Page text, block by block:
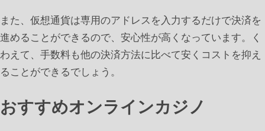
また、仮想通貨は専用のアドレスを入力するだけで決済を
進めることができるので、安心性が高くなっています。く
わえて、手数料も他の決済方法に比べて安くコストを抑え
ることができるでしょう。
おすすめオンラインカジノ